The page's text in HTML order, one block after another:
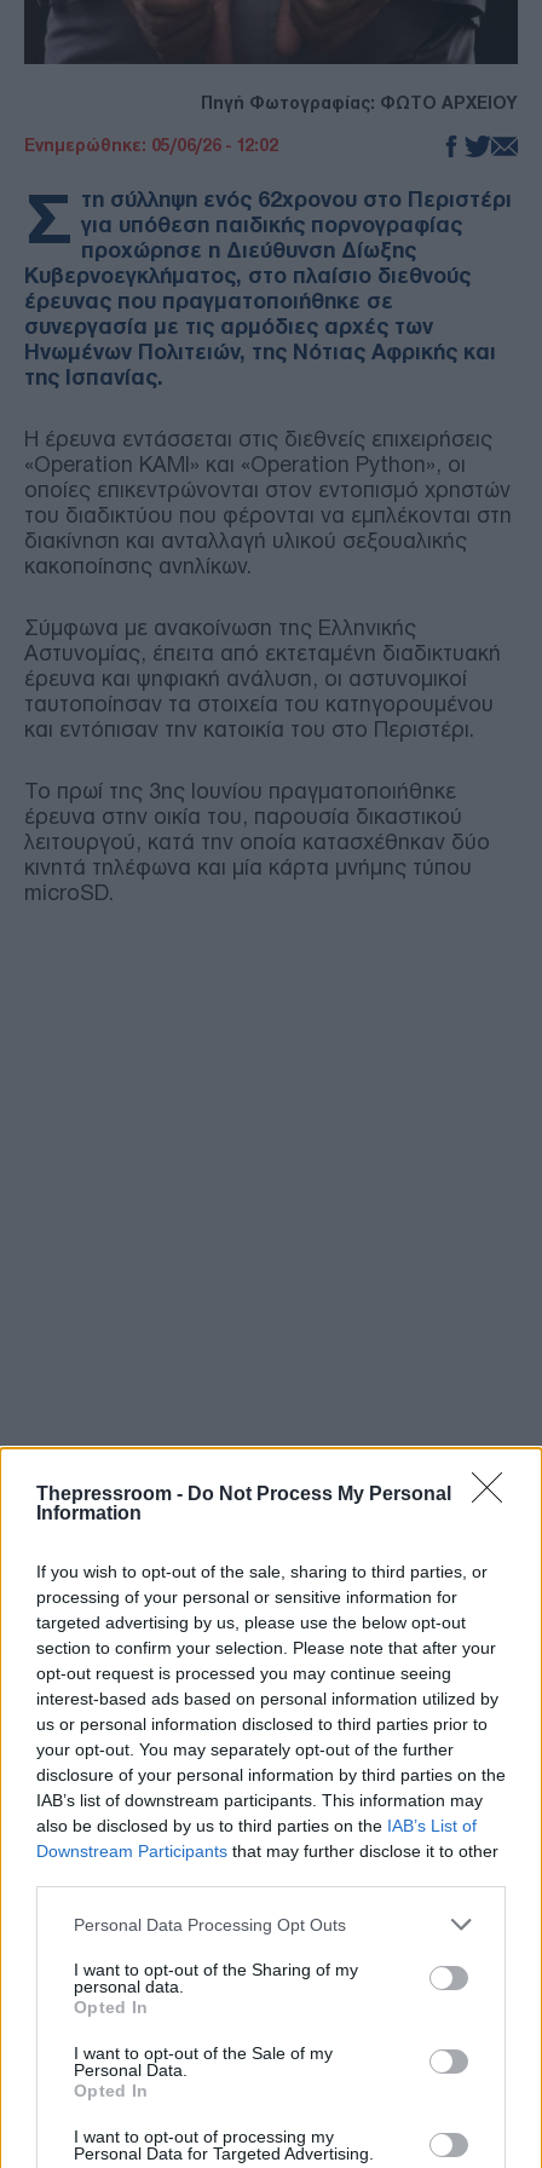
Thepressroom - Do Not Process My Personal
Information
If you wish to opt-out of the sale, sharing to third parties, or
processing of your personal or sensitive information for
targeted advertising by us, please use the below opt-out
section to confirm your selection. Please note that after your
opt-out request is processed you may continue seeing
interest-based ads based on personal information utilized by
us or personal information disclosed to third parties prior to
your opt-out. You may separately opt-out of the further
disclosure of your personal information by third parties on the
IAB’s list of downstream participants. This information may
also be disclosed by us to third parties on the IAB’s List of
Downstream Participants that may further disclose it to other
Please note that this website/app uses one or more Google
not limited to your visit or usage behaviour. You may click to
grant or deny consent to Google and its third-party tags to
use your data for below specified purposes in below Google
consent section.
Personal Data Processing Opt Outs
I want to opt-out of the Sharing of my
personal data.
Opted In
I want to opt-out of the Sale of my
Personal Data.
Opted In
I want to opt-out of processing my
Personal Data for Targeted Advertising.
Πηγή Φωτογραφίας: ΦΩΤΟ ΑΡΧΕΙΟΥ
Ενημερώθηκε: 05/06/26 - 12:02
Σ τη σύλληψη ενός 62χρονου στο Περιστέρι
για υπόθεση παιδικής πορνογραφίας
προχώρησε η Διεύθυνση Δίωξης
Κυβερνοεγκλήματος, στο πλαίσιο διεθνούς
έρευνας που πραγματοποιήθηκε σε
συνεργασία με τις αρμόδιες αρχές των
Ηνωμένων Πολιτειών, της Νότιας Αφρικής και
της Ισπανίας.
Η έρευνα εντάσσεται στις διεθνείς επιχειρήσεις
«Operation KAMI» και «Operation Python», οι
οποίες επικεντρώνονται στον εντοπισμό χρηστών
του διαδικτύου που φέρονται να εμπλέκονται στη
διακίνηση και ανταλλαγή υλικού σεξουαλικής
κακοποίησης ανηλίκων.
Σύμφωνα με ανακοίνωση της Ελληνικής
Αστυνομίας, έπειτα από εκτεταμένη διαδικτυακή
έρευνα και ψηφιακή ανάλυση, οι αστυνομικοί
ταυτοποίησαν τα στοιχεία του κατηγορουμένου
και εντόπισαν την κατοικία του στο Περιστέρι.
Το πρωί της 3ης Ιουνίου πραγματοποιήθηκε
έρευνα στην οικία του, παρουσία δικαστικού
λειτουργού, κατά την οποία κατασχέθηκαν δύο
κινητά τηλέφωνα και μία κάρτα μνήμης τύπου
microSD.
Κατά την επιτόπια εξέταση των ψηφιακών μέσων
αποθήκευσης εντοπίστηκαν εκατοντάδες αρχεία
βίντεο που περιείχαν υλικό σεξουαλικής
κακοποίησης ανηλίκων. Σύμφωνα με τις Αρχές,
στα αρχεία απεικονίζονταν κυρίως παιδιά ηλικίας
κάτω των 15 ετών.
Η ΕΛ.ΑΣ. γνωστοποίησε επίσης ότι ο 62χρονος
είχε απασχολήσει και στο παρελθόν τις διωκτικές
προσωρινά κρατούμενος.
αποσταλούν στη Διεύθυνση Εγκληματολογικών
Ερευνών για περαιτέρω εργαστηριακή εξέταση,
ενώ ο συλληφθείς οδηγήθηκε στην αρμόδια
εισαγγελική αρχή.